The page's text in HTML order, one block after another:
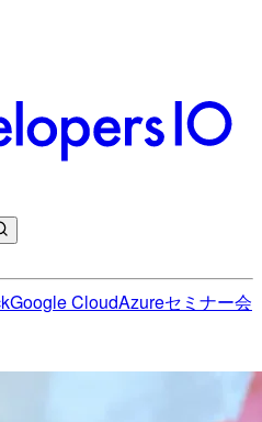
Google CloudAzureセミナー会